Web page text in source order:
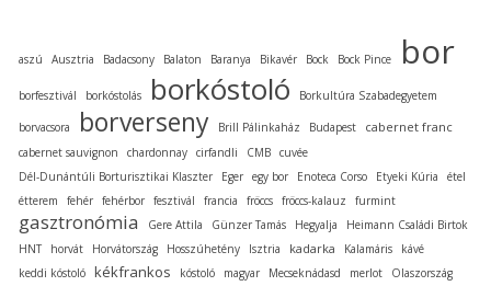
aszú Ausztria Badacsony Balaton Baranya Bikavér Bock Bock Pince bor
borfesztivál borkóstolás borkóstoló Borkultúra Szabadegyetem
borvacsora borverseny Brill Pálinkaház Budapest cabernet franc
cabernet sauvignon chardonnay cirfandli CMB cuvée
Dél-Dunántúli Borturisztikai Klaszter
Eger egy bor Enoteca Corso Etyeki Kúria
étel
étterem
fehér fehérbor fesztivál francia fröccs fröccs-kalauz furmint
gasztronómia Gere Attila Günzer Tamás Hegyalja
Heimann Családi Birtok
HNT
horvát Horvátország Hosszúhetény Isztria kadarka Kalamáris
kávé
keddi kóstoló kékfrankos kóstoló magyar Mecseknádasd merlot Olaszország